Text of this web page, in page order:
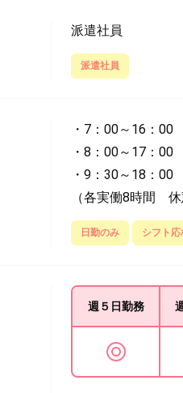
派遣社員
派遣社員
・7：00～16：00
・8：00～17：00
・9：30～18：00
（各実働8時間
日勤のみ シフト応
週５日勤務